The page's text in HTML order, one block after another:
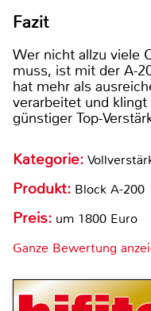
Fazit
Wer nicht allzu viele
muss, ist mit der A-
hat mehr als
verarbeitet und
günstiger Top-
Kategorie:
Produkt: Block A-200
Preis: um 1800 Euro
Ganze Bewertung